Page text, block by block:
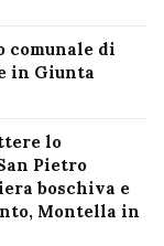
comunale di
in Giunta
lo
Pietro
boschiva e
Montella in